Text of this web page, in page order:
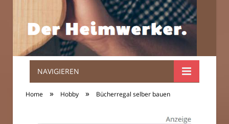
Der
Heimwerker.
NAVIGIEREN
Home » Hobby » Bücherregal selber bauen